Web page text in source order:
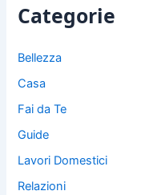
Categorie
Bellezza
Casa
Fai da Te
Guide
Lavori Domestici
Relazioni